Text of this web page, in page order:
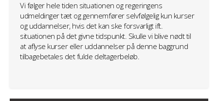
Vi følger hele tiden situationen og regeringens
udmeldinger tæt og gennemfører selvfølgelig kun kurser
og uddannelser, hvis det kan ske forsvarligt ift.
situationen på det givne tidspunkt. Skulle vi blive nødt til
at aflyse kurser eller uddannelser på denne baggrund
tilbagebetales det fulde deltagerbeløb.